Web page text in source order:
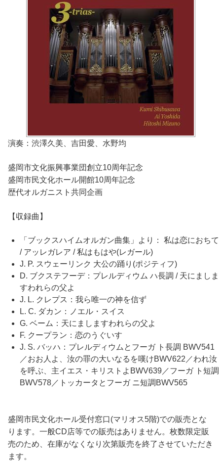
演奏：渋澤久美、吉田愛、水野均
盛岡市文化振興事業団創立10周年記念
盛岡市民文化ホール開館10周年記念
歴代オルガニスト共同企画
【収録曲】
「ブックスハイムオルガン曲集」より： 私は恋におちて
/ アッレガレア / 私はもはや(レガール)
J. P. スウェーリンク 大公の踊り(ポジティフ)
D. ブクステフーデ：プレルディウム ハ長調 / 天にましま
すわれらの父よ
J. L. クレプス：我ら唯一の神を信ず
L. C. ダカン：ノエル・スイス
G. ベーム：天にましますわれらの父よ
F. クープラン：恋のうぐいす
J. S. バッハ：プレルディウムとフーガ ト長調 BWV541
／おお人よ、汝の罪の大いなるを嘆けBWV622／われ汝
を呼ぶ、主イエス・キリストよBWV639／フーガ ト短調
BWV578／トッカータとフーガ ニ短調BWV565
盛岡市民文化ホール受付窓口(マリオス5階)での販売とな
ります。一般CD店等での販売はありません。枚数限定販
売のため、在庫がなくなり次第販売を終了させていただき
ます。